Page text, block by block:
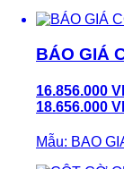
BÁO GIÁ
16.856.000
18.656.000
Mẫu: BAO